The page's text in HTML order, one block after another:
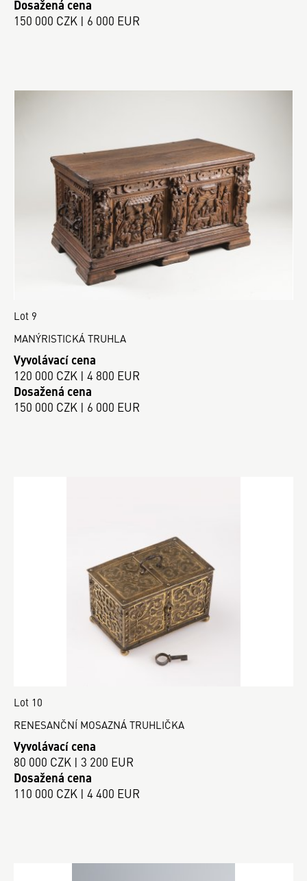
Dosažená cena
150 000 CZK | 6 000 EUR
Lot 9
MANÝRISTICKÁ TRUHLA
Vyvolávací cena
120 000 CZK | 4 800 EUR
Dosažená cena
150 000 CZK | 6 000 EUR
Lot 10
RENESANČNÍ MOSAZNÁ TRUHLIČKA
Vyvolávací cena
80 000 CZK | 3 200 EUR
Dosažená cena
110 000 CZK | 4 400 EUR